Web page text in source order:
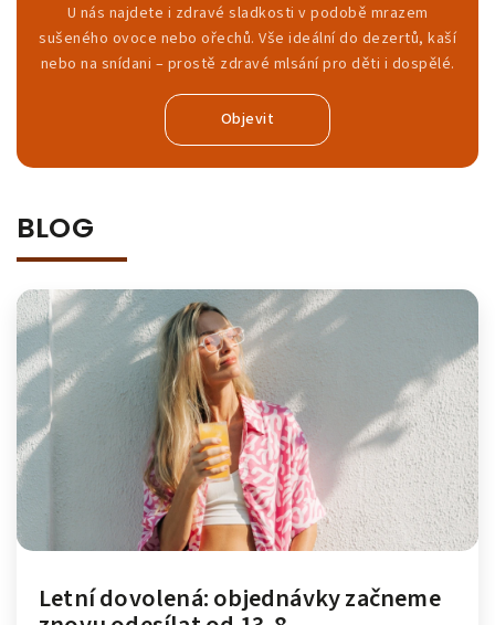
U nás najdete i zdravé sladkosti v podobě mrazem
sušeného ovoce nebo ořechů. Vše ideální do dezertů, kaší
nebo na snídani – prostě zdravé mlsání pro děti i dospělé.
Objevit
BLOG
Letní dovolená: objednávky začneme